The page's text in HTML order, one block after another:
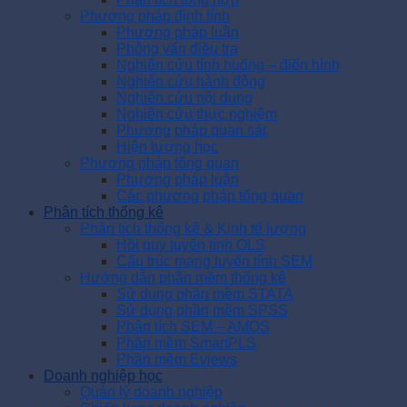
Phương pháp định tính
Phương pháp luận
Phỏng vấn điều tra
Nghiên cứu tính huống – điển hình
Nghiên cứu hành động
Nghiên cứu nội dung
Nghiên cứu thực nghiệm
Phương pháp quan sát
Hiện tượng học
Phương pháp tổng quan
Phương pháp luận
Các phương pháp tổng quan
Phân tích thống kê
Phân tích thống kê & Kinh tế lượng
Hồi quy tuyến tính OLS
Cấu trúc mạng tuyến tính SEM
Hướng dẫn phần mềm thống kê
Sử dụng phần mềm STATA
Sử dụng phần mềm SPSS
Phân tích SEM – AMOS
Phần mềm SmartPLS
Phần mềm Eviews
Doanh nghiệp học
Quản lý doanh nghiệp